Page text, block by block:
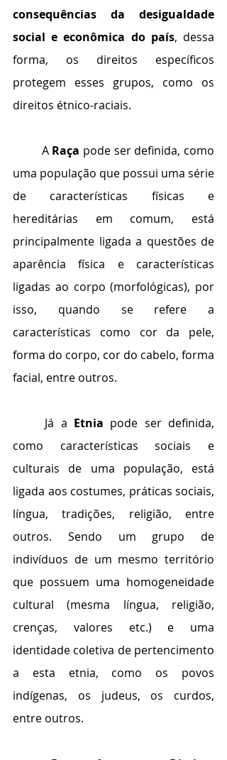
consequências da desigualdade
social e econômica do país, dessa
forma, os direitos específicos
protegem esses grupos, como os
direitos étnico-raciais.
	A
Raça pode ser definida, como
uma população que possui uma série
de características físicas e
hereditárias em comum, está
principalmente ligada a questões de
aparência física e características
ligadas ao corpo (morfológicas), por
isso, quando se refere a
características como cor da pele,
forma do corpo, cor do cabelo, forma
	Já a
Etnia pode ser definida,
como características sociais e
culturais de uma população, está
ligada aos costumes, práticas sociais,
língua, tradições, religião, entre
outros. Sendo um grupo de
indivíduos de um mesmo território
que possuem uma homogeneidade
cultural (mesma língua, religião,
crenças, valores etc.) e uma
identidade coletiva de pertencimento
a esta etnia, como os povos
indígenas, os judeus, os curdos,